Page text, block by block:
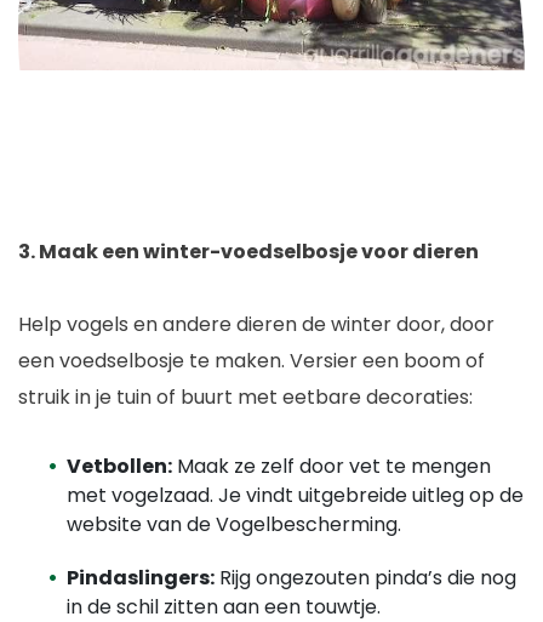
3.Maak een winter-voedselbosje voor dieren
Help vogels en andere dieren de winter door, door
een voedselbosje te maken. Versier een boom of
struik in je tuin of buurt met eetbare decoraties:
Vetbollen: Maak ze zelf door vet te mengen
met vogelzaad. Je vindt uitgebreide uitleg op de
website van de Vogelbescherming.
Pindaslingers: Rijg ongezouten pinda’s die nog
in de schil zitten aan een touwtje.